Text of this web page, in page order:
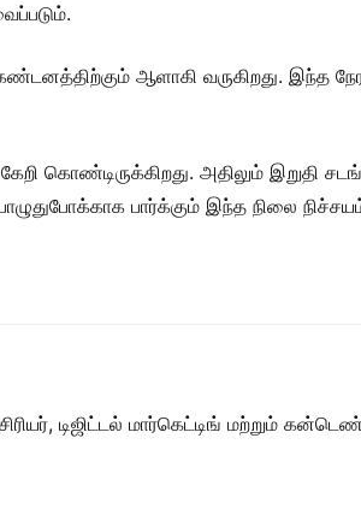
ஆளாகி வருகிறது. இந்த
கொண்டிருக்கிறது. அதிலும் இறுதி
பார்க்கும் இந்த நிலை
டிஜிட்டல் மார்கெட்டிங் மற்றும்